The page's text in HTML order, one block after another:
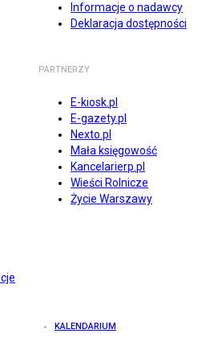
Informacje o nadawcy
Deklaracja dostępności
PARTNERZY
E-kiosk.pl
E-gazety.pl
Nexto.pl
Mała księgowość
Kancelarierp.pl
Wieści Rolnicze
Życie Warszawy
KALENDARIUM